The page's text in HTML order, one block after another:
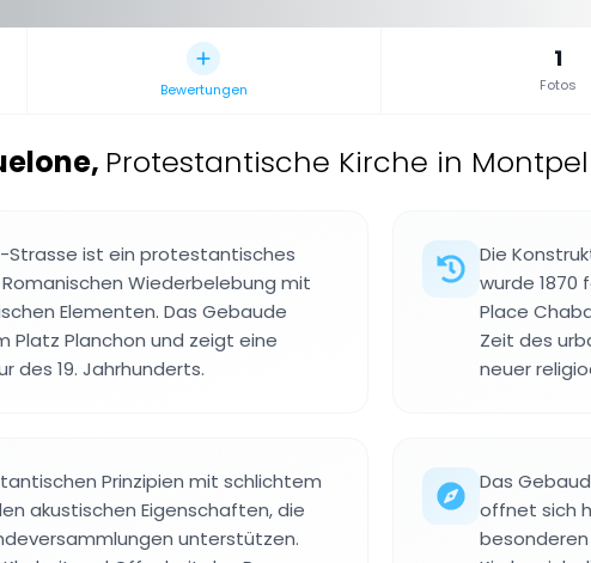
Bewertungen
1
Fotos
, Protestantische Kirche in
Strasse ist ein protestantisches
Wiederbelebung mit
Elementen. Das Gebaude
Planchon und zeigt eine
des 19. Jahrhunderts.
Die
wurde 1870
Place
Zeit des
neuer
Prinzipien mit schlichtem
akustischen Eigenschaften, die
unterstützen.
Das
offnet sich
besonderen